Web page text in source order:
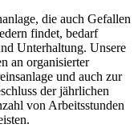
die auch Gefallen
findet, bedarf
Unterhaltung. Unsere
an organisierter
und auch zur
der jährlichen
von Arbeitsstunden